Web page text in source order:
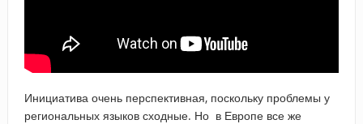
Инициатива очень перспективная, поскольку проблемы у
региональных языков сходные. Но в Европе все же